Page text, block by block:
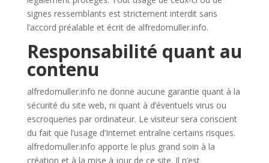
signes ressemblants est strictement interdit sans
l’accord préalable et écrit de alfredomuller.info.
Responsabilité quant au
contenu
alfredomuller.info ne donne aucune garantie quant à la
sécurité du site web, ni quant à d’éventuels virus ou
escroqueries par ordinateur. Le visiteur sera conscient
du fait que l’usage d’Internet entraîne certains risques.
alfredomuller.info apporte le plus grand soin à la
création et à la mise à jour de ce site. Il n’est